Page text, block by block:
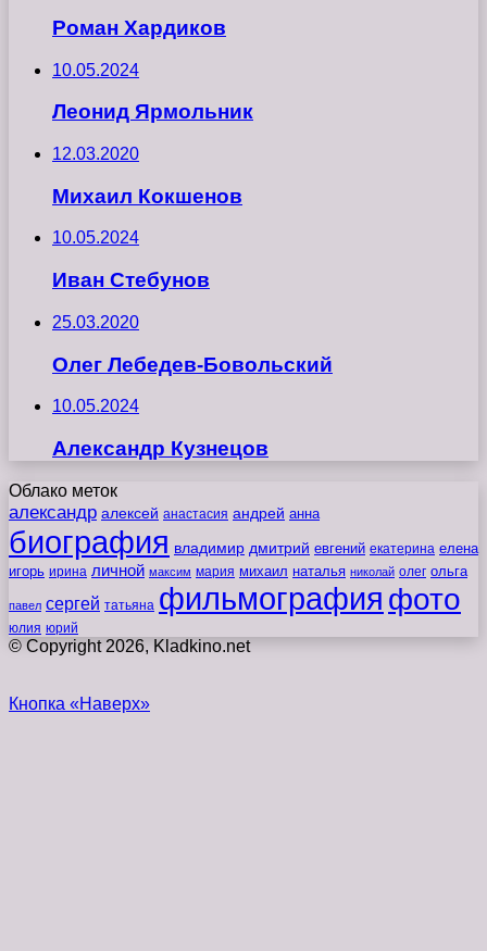
Роман Хардиков
10.05.2024
Леонид Ярмольник
12.03.2020
Михаил Кокшенов
10.05.2024
Иван Стебунов
25.03.2020
Олег Лебедев-Бовольский
10.05.2024
Александр Кузнецов
Облако меток
александр алексей анастасия андрей анна
биография владимир дмитрий евгений екатерина елена
игорь ирина личной максим мария михаил наталья николай олег ольга
павел сергей татьяна фильмография фото
юлия юрий
© Copyright 2026, Kladkino.net
Кнопка «Наверх»